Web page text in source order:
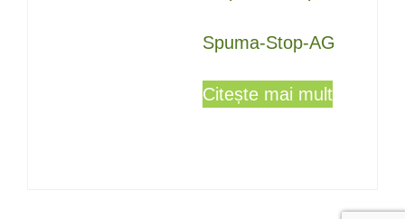
Spuma-Stop-AG
Citește mai mult